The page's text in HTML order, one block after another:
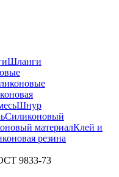
Шланги
Шнур
Силиконовый
материалКлей и
резина
9833-73